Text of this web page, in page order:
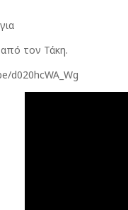
τον Τάκη.
d020hcWA_Wg